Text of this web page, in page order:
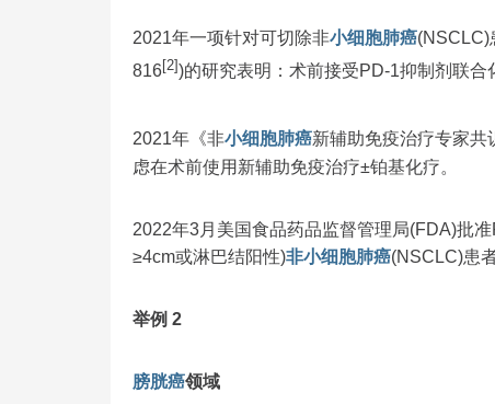
2021年一项针对可切除非小细胞肺癌(NSCLC)
816[2])的研究表明：术前接受PD-1抑制剂联合
2021年《非小细胞肺癌新辅助免疫治疗专家共
虑在术前使用新辅助免疫治疗±铂基化疗。
2022年3月美国食品药品监督管理局(FDA)批
≥4cm或淋巴结阳性)非小细胞肺癌(NSCLC)患
举例 2
膀胱癌领域